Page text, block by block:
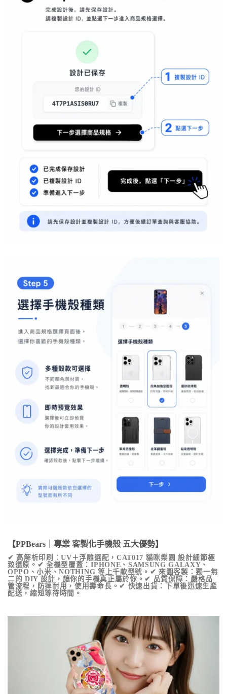
【PPBears｜專業 客製化手機殼 五大優勢】
✔ 高解析印刷：UV＋浮雕選配， CAT017 貓咪樂園 設計細節極
致還原。✔ 全機型覆蓋：IPHONE、SAMSUNG GALAXY、
OPPO、小米、NOTHING 等上千款型號。✔ 來圖客製：獨一無
二的 DIY 設計，讓你的手機真正屬於你。✔ 品質保障：嚴格品
管流程，防摔耐用，使用壽命長。✔ 快速出貨：下單後迅速生產
配送，縮短等待時間。